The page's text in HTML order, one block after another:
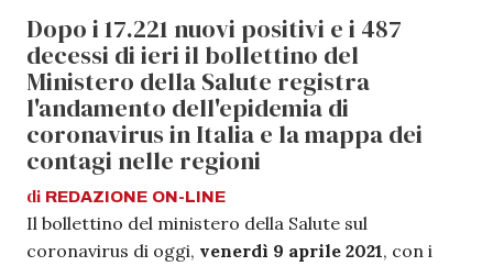
Dopo i 17.221 nuovi positivi e i 487
decessi di ieri il bollettino del
Ministero della Salute registra
l'andamento dell'epidemia di
coronavirus in Italia e la mappa dei
contagi nelle regioni
di REDAZIONE ON-LINE
Il bollettino del ministero della Salute sul
coronavirus di oggi, venerdì 9 aprile 2021, con i